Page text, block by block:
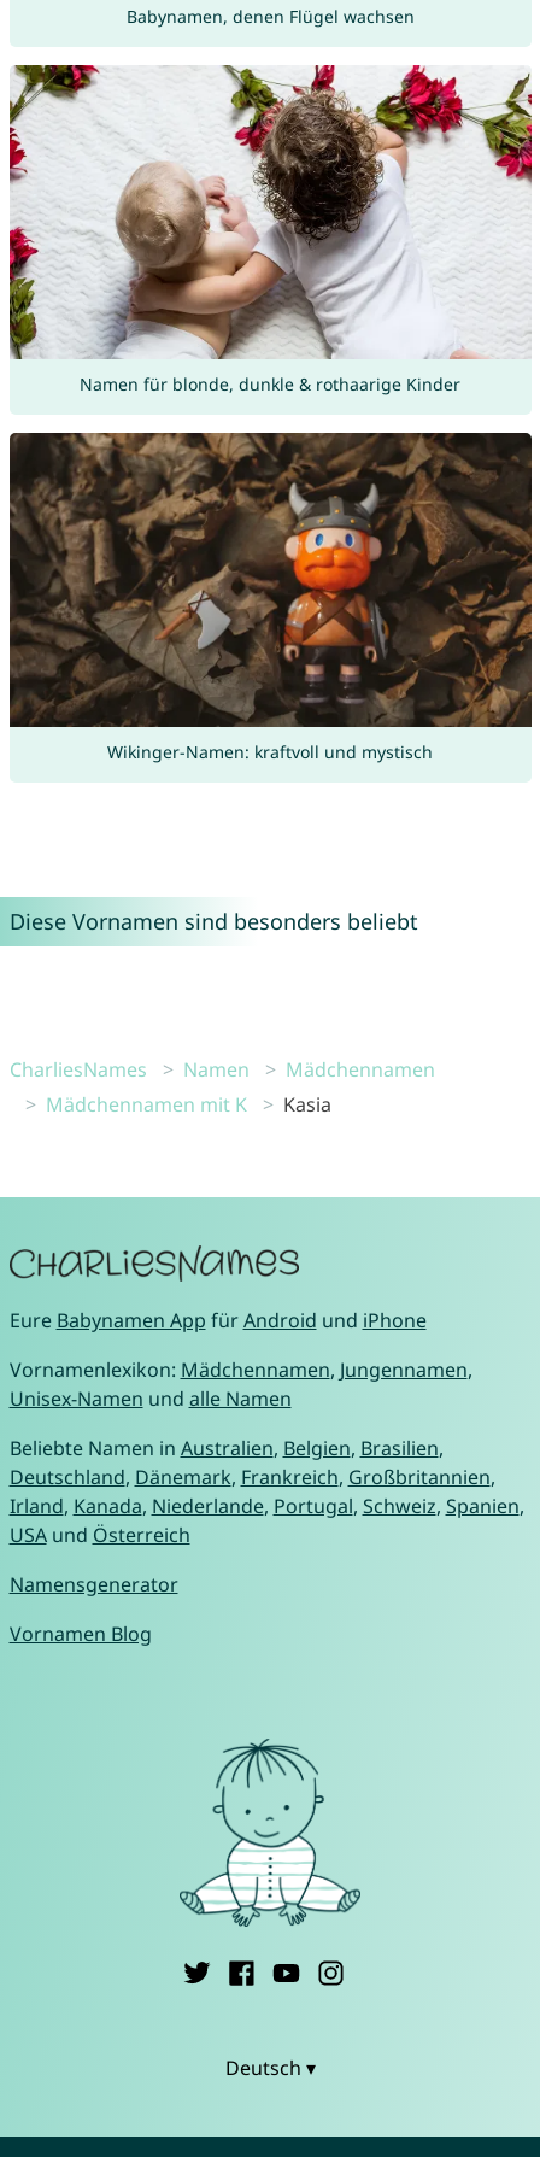
Babynamen, denen Flügel wachsen
Namen für blonde, dunkle & rothaarige Kinder
Wikinger-Namen: kraftvoll und mystisch
Diese Vornamen sind besonders beliebt
CharliesNames Namen
Mädchennamen
Mädchennamen mit K
Kasia
Eure Babynamen App fürAndroid und iPhone
Vornamenlexikon: Mädchennamen, Jungennamen,
Unisex-Namen und alle Namen
Beliebte Namen in Australien, Belgien, Brasilien,
Deutschland, Dänemark, Frankreich, Großbritannien,
Irland, Kanada, Niederlande, Portugal, Schweiz, Spanien,
USAund Österreich
Namensgenerator
Vornamen Blog
Deutsch ▾